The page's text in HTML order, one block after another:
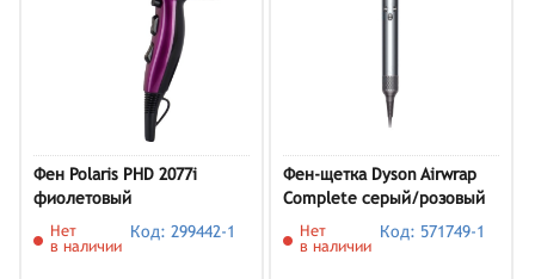
Фен Polaris PHD 2077i
фиолетовый
Нет
в наличии
Код: 299442-1
Фен-щетка Dyson Airwrap
Complete серый/розовый
Нет
в наличии
Код: 571749-1